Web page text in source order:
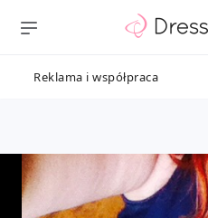
Reklama i współpraca